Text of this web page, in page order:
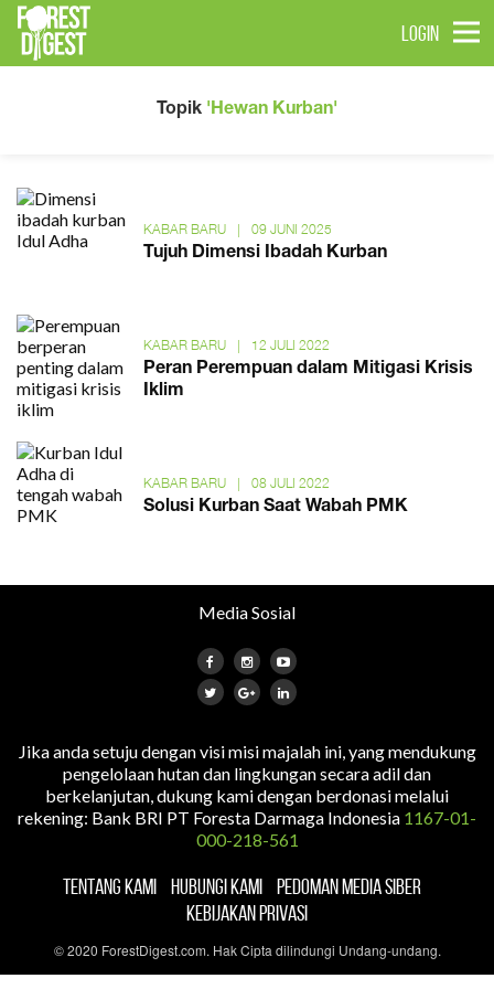
LOGIN
Topik 'Hewan Kurban'
KABAR BARU | 09 JUNI 2025
Tujuh Dimensi Ibadah Kurban
KABAR BARU | 12 JULI 2022
Peran Perempuan dalam Mitigasi Krisis
Iklim
KABAR BARU | 08 JULI 2022
Solusi Kurban Saat Wabah PMK
Media Sosial
Jika anda setuju dengan visi misi majalah ini, yang mendukung
pengelolaan hutan dan lingkungan secara adil dan
berkelanjutan, dukung kami dengan berdonasi melalui
rekening: Bank BRI PT Foresta Darmaga Indonesia 1167-01-
000-218-561
TENTANG KAMI HUBUNGI KAMI
PEDOMAN MEDIA SIBER
KEBIJAKAN PRIVASI
© 2020 ForestDigest.com. Hak Cipta dilindungi Undang-undang.